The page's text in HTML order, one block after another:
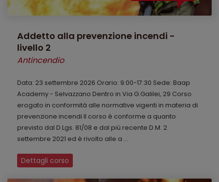
Addetto alla prevenzione incendi -
livello 2
Antincendio
Data: 23 settembre 2026 Orario: 9:00-17:30 Sede: Baap
Academy - Selvazzano Dentro in Via G.Galilei, 29 Corso
erogato in conformità alle normative vigenti in materia di
prevenzione incendi Il corso è conforme a quanto
previsto dal D.Lgs. 81/08 e dal più recente D.M. 2
settembre 2021 ed è rivolto alle a ...
Dettagli corso